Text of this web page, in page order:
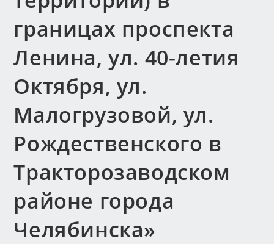
границах проспекта
Ленина, ул. 40-летия
Октября, ул.
Малогрузовой, ул.
Рождественского в
Тракторозаводском
районе города
Челябинска»